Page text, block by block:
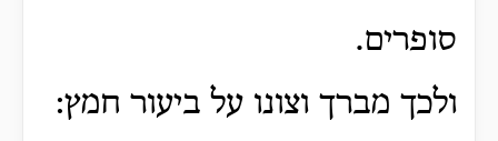
סופרים.
ולכך מברך וצונו על ביעור חמץ: